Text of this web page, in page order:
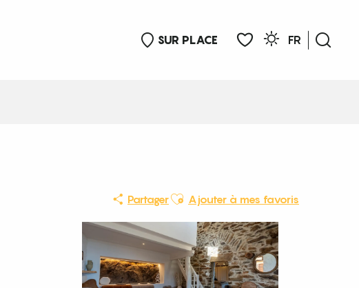
SUR PLACE
FR
PartagerAjouter aux favoris
Ajouter à mes favoris